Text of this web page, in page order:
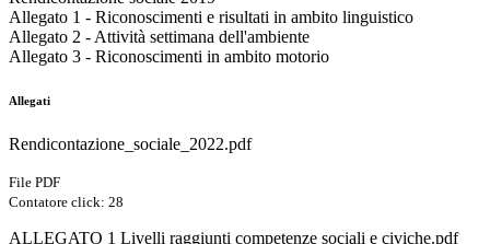
Allegato 1 - Riconoscimenti e risultati in ambito linguistico
Allegato 2 - Attività settimana dell'ambiente
Allegato 3 - Riconoscimenti in ambito motorio
Allegati
Rendicontazione_sociale_2022.pdf
File PDF
Contatore click: 28
ALLEGATO 1 Livelli raggiunti competenze sociali e civiche.pdf